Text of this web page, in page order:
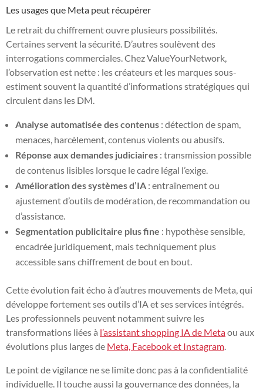
Les usages que Meta peut récupérer
Le retrait du chiffrement ouvre plusieurs possibilités.
Certaines servent la sécurité. D’autres soulèvent des
interrogations commerciales. Chez ValueYourNetwork,
l’observation est nette : les créateurs et les marques sous-
estiment souvent la quantité d’informations stratégiques qui
circulent dans les DM.
Analyse automatisée des contenus : détection de spam,
menaces, harcèlement, contenus violents ou abusifs.
Réponse aux demandes judiciaires : transmission possible
de contenus lisibles lorsque le cadre légal l’exige.
Amélioration des systèmes d’IA : entraînement ou
ajustement d’outils de modération, de recommandation ou
d’assistance.
Segmentation publicitaire plus fine : hypothèse sensible,
encadrée juridiquement, mais techniquement plus
accessible sans chiffrement de bout en bout.
Cette évolution fait écho à d’autres mouvements de Meta, qui
développe fortement ses outils d’IA et ses services intégrés.
Les professionnels peuvent notamment suivre les
transformations liées à l’assistant shopping IA de Metaou aux
évolutions plus larges de Meta, Facebook et Instagram
Le point de vigilance ne se limite donc pas à la confidentialité
individuelle. Il touche aussi la gouvernance des données, la